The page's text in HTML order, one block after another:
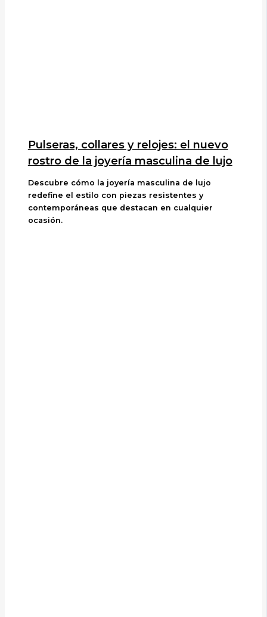
Pulseras, collares y relojes: el nuevo
rostro de la joyería masculina de lujo
Descubre cómo la joyería masculina de lujo
redefine el estilo con piezas resistentes y
contemporáneas que destacan en cualquier
ocasión.